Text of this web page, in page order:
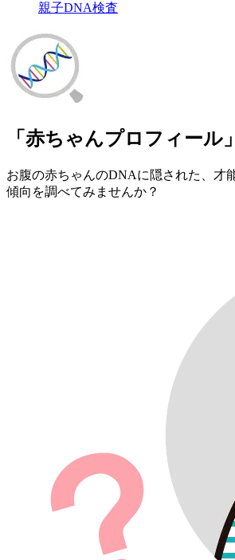
親子DNA検査
「赤ちゃんプロフィール
お腹の赤ちゃんのDNAに隠された、才
傾向を調べてみませんか？